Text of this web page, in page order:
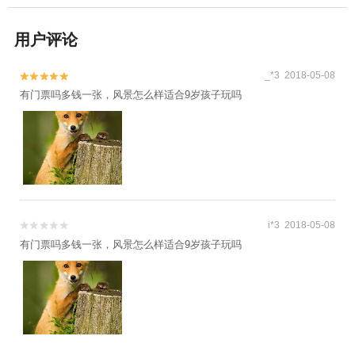
用户评论

 _*3 2018-05-08
有门票吗多钱一张，风景怎么样适合9岁孩子玩吗

 i*3 2018-05-08
有门票吗多钱一张，风景怎么样适合9岁孩子玩吗